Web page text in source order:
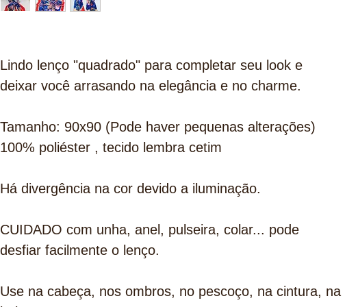
Lindo lenço "quadrado" para completar seu look e
deixar você arrasando na elegância e no charme.
Tamanho: 90x90 (Pode haver pequenas alterações)
100% poliéster , tecido lembra cetim
Há divergência na cor devido a iluminação.
CUIDADO com unha, anel, pulseira, colar... pode
desfiar facilmente o lenço.
Use na cabeça, nos ombros, no pescoço, na cintura, na